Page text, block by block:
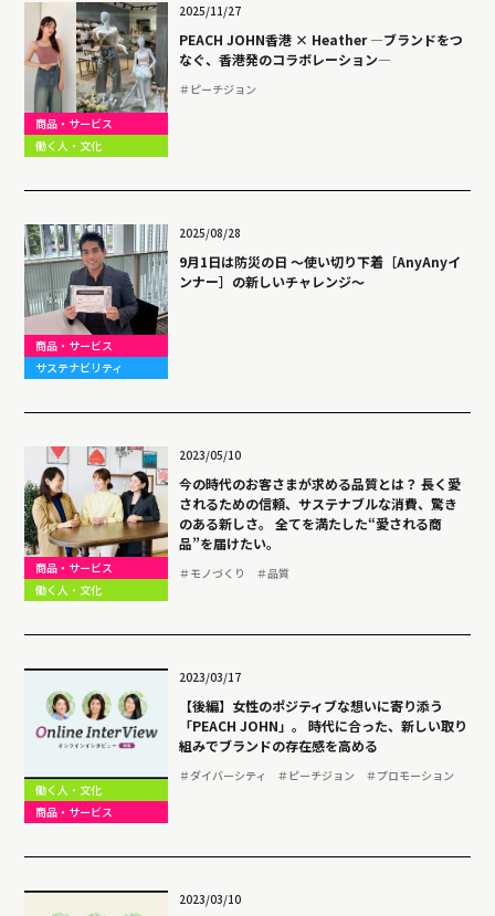
商品・サービス
働く人・文化
2025/11/27
PEACH JOHN香港 × Heather ―ブランドをつ
なぐ、香港発のコラボレーション―
＃ピーチジョン
商品・サービス
サステナビリティ
2025/08/28
9月1日は防災の日 〜使い切り下着［AnyAnyイ
ンナー］の新しいチャレンジ〜
商品・サービス
働く人・文化
2023/05/10
今の時代のお客さまが求める品質とは？ 長く愛
されるための信頼、サステナブルな消費、驚き
のある新しさ。 全てを満たした“愛される商
品”を届けたい。
＃モノづくり ＃品質
働く人・文化
商品・サービス
2023/03/17
【後編】女性のポジティブな想いに寄り添う
「PEACH JOHN」。 時代に合った、新しい取り
組みでブランドの存在感を高める
＃ダイバーシティ ＃ピーチジョン ＃プロモーション
2023/03/10